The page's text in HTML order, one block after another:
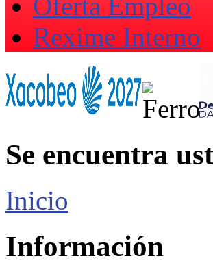
Rexime Interno
Se encuentra
Inicio
Información